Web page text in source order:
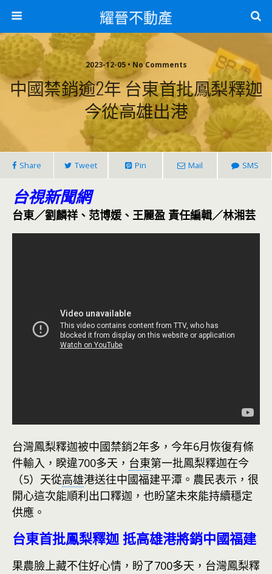
耀晉不動產
2023-12-05 • No Comments
中國禁銷逾2年 台東首批鳳梨釋迦
今從高雄出港
Share Tweet Pin Mail SMS
台視新聞網
台東／劉麟祥、范博媛、王麗盈 責任編輯／林湘芸
台灣鳳梨釋迦被中國禁銷2年多，今年6月恢復有條
件輸入，睽違700多天， 台東第一批鳳梨釋迦在今
（5）天從高雄港送往中國福建平潭。農民表示，很
開心這次能順利出口釋迦，也盼望未來能持續穩定
供應。
台東首批鳳梨釋迦 抵高雄港將銷中國福建
果農臉上藏不住好心情，盼了700多天，台灣鳳梨釋